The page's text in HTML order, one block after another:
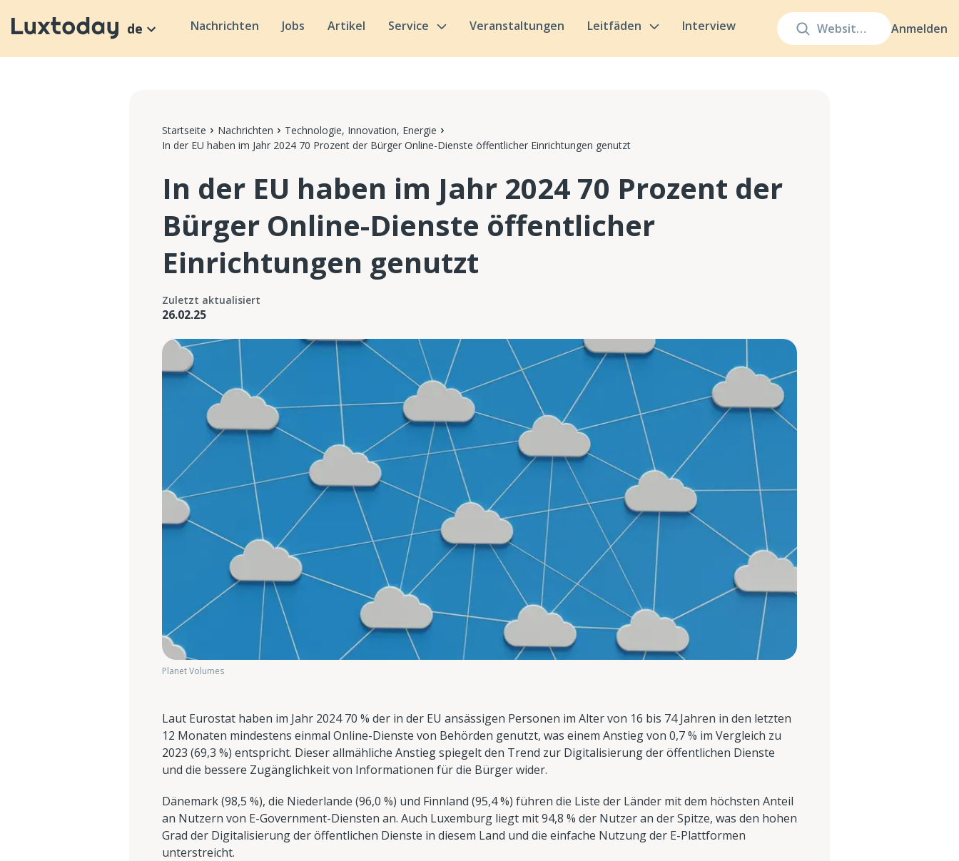
Anmelden
de Nachrichten Jobs Artikel Service Veranstaltungen Leitfäden Interview
Startseite Nachrichten
Technologie, Innovation, Energie
In der EU haben im Jahr 2024 70 Prozent der Bürger Online-Dienste öffentlicher Einrichtungen genutzt
In der EU haben im Jahr 2024 70 Prozent der
Bürger Online-Dienste öffentlicher
Einrichtungen genutzt
Zuletzt aktualisiert
26.02.25
Planet Volumes
Laut Eurostat haben im Jahr 2024 70 % der in der EU ansässigen Personen im Alter von 16 bis 74 Jahren in den letzten
12 Monaten mindestens einmal Online-Dienste von Behörden genutzt, was einem Anstieg von 0,7 % im Vergleich zu
2023 (69,3 %) entspricht. Dieser allmähliche Anstieg spiegelt den Trend zur Digitalisierung der öffentlichen Dienste
und die bessere Zugänglichkeit von Informationen für die Bürger wider.
Dänemark (98,5 %), die Niederlande (96,0 %) und Finnland (95,4 %) führen die Liste der Länder mit dem höchsten Anteil
an Nutzern von E-Government-Diensten an. Auch Luxemburg liegt mit 94,8 % der Nutzer an der Spitze, was den hohen
Grad der Digitalisierung der öffentlichen Dienste in diesem Land und die einfache Nutzung der E-Plattformen
unterstreicht.